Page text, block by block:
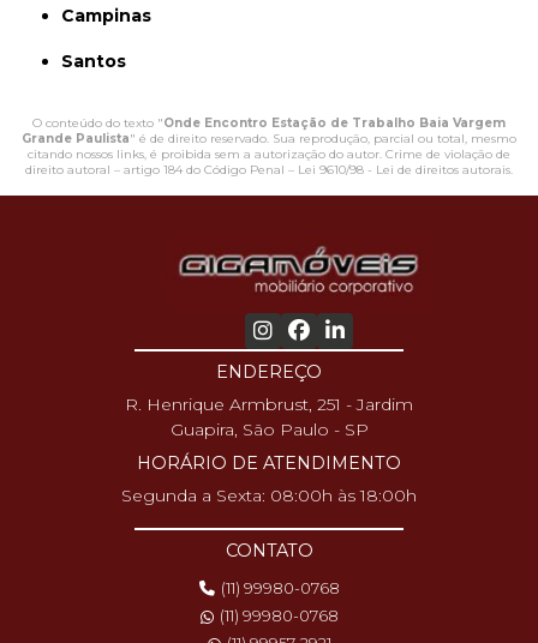
Campinas
Santos
O conteúdo do texto "Onde Encontro Estação de Trabalho Baia Vargem
Grande Paulista" é de direito reservado. Sua reprodução, parcial ou total, mesmo
citando nossos links, é proibida sem a autorização do autor. Crime de violação de
direito autoral – artigo 184 do Código Penal – Lei 9610/98 - Lei de direitos autorais.
ENDEREÇO
R. Henrique Armbrust, 251 - Jardim
Guapira, São Paulo - SP
HORÁRIO DE ATENDIMENTO
Segunda a Sexta: 08:00h às 18:00h
CONTATO
(11) 99980-0768
(11) 99980-0768